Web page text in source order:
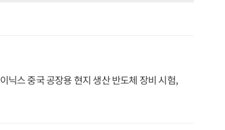
닉스 중국 공장용 현지 생산 반도체 장비 시험,